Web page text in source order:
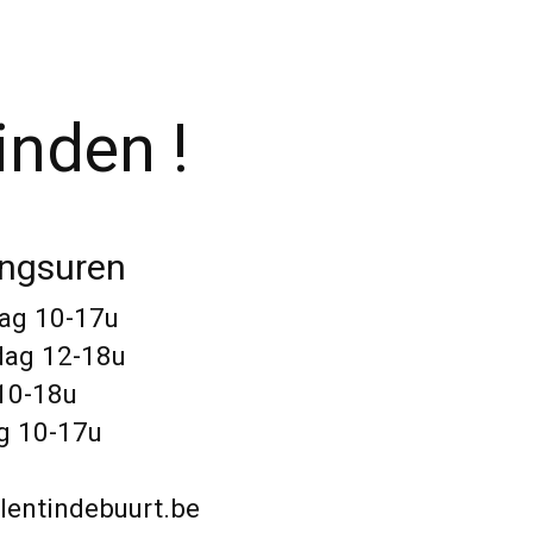
!
10-17u
12-18u
18u
10-17u